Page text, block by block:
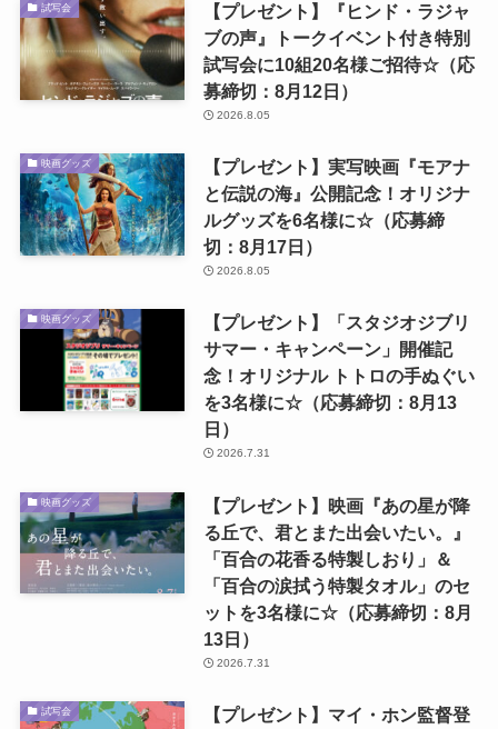
試写会
【プレゼント】『ヒンド・ラジャ
ブの声』トークイベント付き特別
試写会に10組20名様ご招待☆（応
募締切：8月12日）
2026.8.05
映画グッズ
【プレゼント】実写映画『モアナ
と伝説の海』公開記念！オリジナ
ルグッズを6名様に☆（応募締
切：8月17日）
2026.8.05
映画グッズ
【プレゼント】「スタジオジブリ
サマー・キャンペーン」開催記
念！オリジナル トトロの手ぬぐい
を3名様に☆（応募締切：8月13
日）
2026.7.31
映画グッズ
【プレゼント】映画『あの星が降
る丘で、君とまた出会いたい。』
「百合の花香る特製しおり」＆
「百合の涙拭う特製タオル」のセ
ットを3名様に☆（応募締切：8月
13日）
2026.7.31
試写会
【プレゼント】マイ・ホン監督登